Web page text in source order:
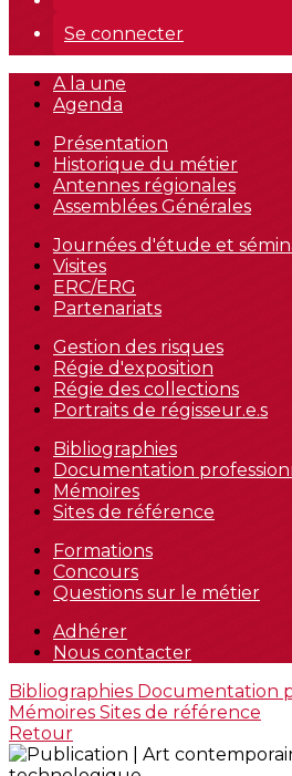
Se connecter
A la une
Agenda
Présentation
Historique du métier
Antennes régionales
Assemblées Générales
Journées d'étude et
Visites
ERC/ERG
Partenariats
Gestion des risques
Régie d'exposition
Régie des collections
Portraits de régisseur.e.s
Bibliographies
Documentation
Mémoires
Sites de référence
Formations
Concours
Questions sur le métier
Adhérer
Nous contacter
Bibliographies Documentation
Mémoires Sites de référence
Retour